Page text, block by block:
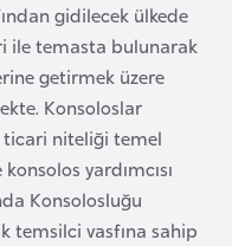
gidilecek ülkede
ile temasta bulunarak
getirmek üzere
Konsoloslar
ticari niteliği temel
yardımcısı
Konsolosluğu
temsilci vasfına sahip